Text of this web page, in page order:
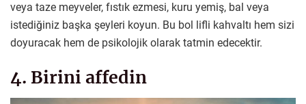
veya taze meyveler, fıstık ezmesi, kuru yemiş, bal veya
istediğiniz başka şeyleri koyun. Bu bol lifli kahvaltı hem sizi
doyuracak hem de psikolojik olarak tatmin edecektir.
4. Birini affedin